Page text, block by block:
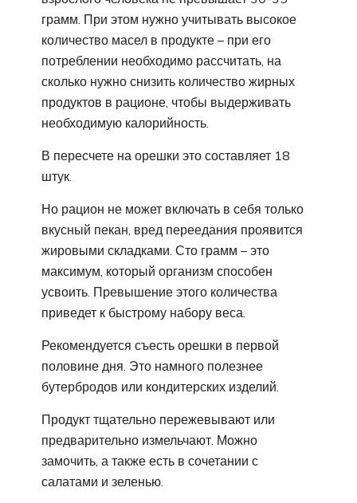
грамм. При этом нужно учитывать высокое
количество масел в продукте – при его
потреблении необходимо рассчитать, на
сколько нужно снизить количество жирных
продуктов в рационе, чтобы выдерживать
необходимую калорийность.
В пересчете на орешки это составляет 18
штук.
Но рацион не может включать в себя только
вкусный пекан, вред переедания проявится
жировыми складками. Сто грамм – это
максимум, который организм способен
усвоить. Превышение этого количества
приведет к быстрому набору веса.
Рекомендуется съесть орешки в первой
половине дня. Это намного полезнее
бутербродов или кондитерских изделий.
Продукт тщательно пережевывают или
предварительно измельчают. Можно
замочить, а также есть в сочетании с
салатами и зеленью.